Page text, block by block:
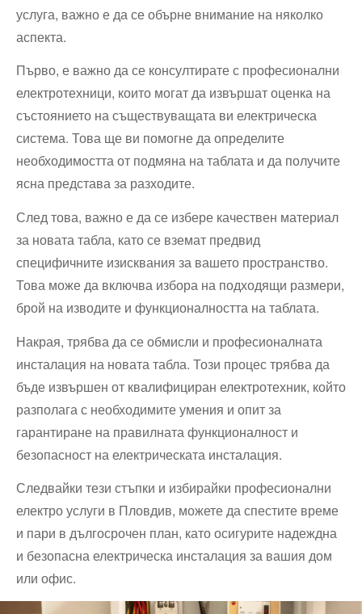
услуга, важно е да се обърне внимание на няколко
аспекта.
Първо, е важно да се консултирате с професионални
електротехници, които могат да извършат оценка на
състоянието на съществуващата ви електрическа
система. Това ще ви помогне да определите
необходимостта от подмяна на таблата и да получите
ясна представа за разходите.
След това, важно е да се избере качествен материал
за новата табла, като се вземат предвид
специфичните изисквания за вашето пространство.
Това може да включва избора на подходящи размери,
брой на изводите и функционалността на таблата.
Накрая, трябва да се обмисли и професионалната
инсталация на новата табла. Този процес трябва да
бъде извършен от квалифициран електротехник, който
разполага с необходимите умения и опит за
гарантиране на правилната функционалност и
безопасност на електрическата инсталация.
Следвайки тези стъпки и избирайки професионални
електро услуги в Пловдив, можете да спестите време
и пари в дългосрочен план, като осигурите надеждна
и безопасна електрическа инсталация за вашия дом
или офис.